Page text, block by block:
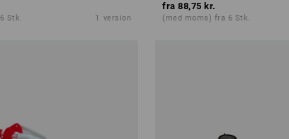
Stk. 1 version
fra 88,75 kr.
(med moms) fra 6 Stk.